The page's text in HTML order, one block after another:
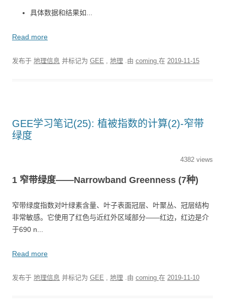
具体数据和结果如...
Read more
发布于 地理信息 并标记为 GEE 地理 .由 coming 在 2019-11-15
GEE学习笔记(25): 植被指数的计算(2)-窄带
绿度
4382 views
1 窄带绿度——Narrowband Greenness (7种)
窄带绿度指数对叶绿素含量、叶子表面冠层、叶聚丛、冠层结构
非常敏感。它使用了红色与近红外区域部分——红边，红边是介
于690 n...
Read more
发布于 地理信息 并标记为 GEE 地理 .由 coming 在 2019-11-10